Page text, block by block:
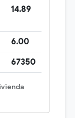
14.89
6.00
67350